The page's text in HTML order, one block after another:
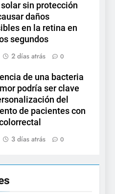
sin protección
daños
en la retina en
segundos
2 días atrás 0
de una bacteria
podría ser clave
del
de pacientes con
3 días atrás 0